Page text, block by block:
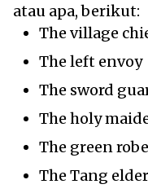
atau apa, berikut:
The village
The left envoy
The sword
The holy
The green
The Tang elder